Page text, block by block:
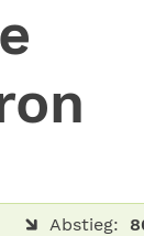
Abstieg: